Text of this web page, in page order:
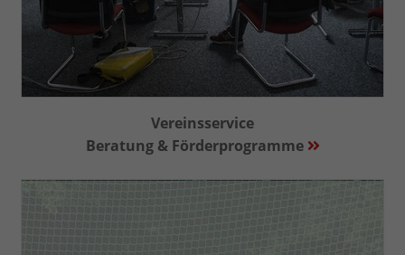
Vereinsservice
Beratung & Förderprogramme